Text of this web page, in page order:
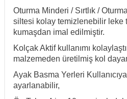
Oturma Minderi / Sırtlık /
siltesi kolay temizlenebilir leke
kumaşdan imal edilmiştir.
KolçakAktif kullanımı
malzemeden üretilmiş kol
Ayak Basma Yerleri
ayarlanabilir,